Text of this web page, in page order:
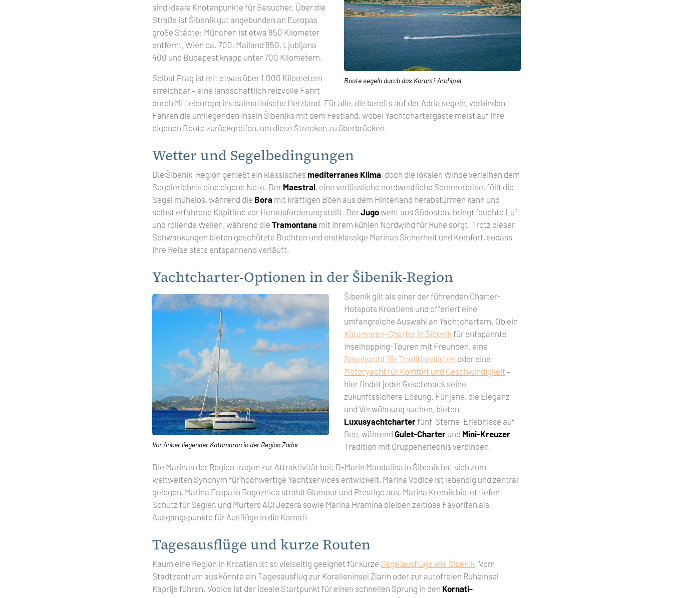
Boote segeln durch das Koranti-Archipel
sind ideale Knotenpunkte für Besucher. Über die
Straße ist Šibenik gut angebunden an Europas
große Städte: München ist etwa 850 Kilometer
entfernt, Wien ca. 700, Mailand 850, Ljubljana
400 und Budapest knapp unter 700 Kilometern.
Selbst Prag ist mit etwas über 1.000 Kilometern
erreichbar – eine landschaftlich reizvolle Fahrt
durch Mitteleuropa ins dalmatinische Herzland. Für alle, die bereits auf der Adria segeln, verbinden
Fähren die umliegenden Inseln Šibeniks mit dem Festland, wobei Yachtchartergäste meist auf ihre
eigenen Boote zurückgreifen, um diese Strecken zu überbrücken.
Wetter und Segelbedingungen
Die Šibenik-Region genießt ein klassisches mediterranes Klima, doch die lokalen Winde verleihen dem
Segelerlebnis eine eigene Note. Der Maestral, eine verlässliche nordwestliche Sommerbrise, füllt die
Segel mühelos, während die Bora mit kräftigen Böen aus dem Hinterland herabstürmen kann und
selbst erfahrene Kapitäne vor Herausforderung stellt. DerJugoweht aus Südosten, bringt feuchte Luft
und rollende Wellen, während die Tramontana mit ihrem kühlen Nordwind für Ruhe sorgt. Trotz dieser
Schwankungen bieten geschützte Buchten und erstklassige Marinas Sicherheit und Komfort, sodass
Ihre Reise stets entspannend verläuft.
Yachtcharter-Optionen in der Šibenik-Region
Vor Anker liegender Katamaran in der Region Zadar
Šibenik gilt als einer der führenden Charter-
Hotspots Kroatiens und offeriert eine
umfangreiche Auswahl an Yachtchartern. Ob ein
Katamaran-Charter in Šibenikfür entspannte
Inselhopping-Touren mit Freunden, eine
Segelyacht für Traditionalisten oder eine
Motoryacht für Komfort und Geschwindigkeit –
hier findet jeder Geschmack seine
zukunftssichere Lösung. Für jene, die Eleganz
und Verwöhnung suchen, bieten
Luxusyachtcharterfünf-Sterne-Erlebnisse auf
See, während Gulet-Charter und Mini-Kreuzer
Tradition mit Gruppenerlebnis verbinden.
Die Marinas der Region tragen zur Attraktivität bei: D-Marin Mandalina in Šibenik hat sich zum
weltweiten Synonym für hochwertige Yachtservices entwickelt, Marina Vodice ist lebendig und zentral
gelegen, Marina Frapa in Rogoznica strahlt Glamour und Prestige aus, Marina Kremik bietet tiefen
Schutz für Segler, und Murters ACI Jezera sowie Marina Hramina bleiben zeitlose Favoriten als
Ausgangspunkte für Ausflüge in die Kornati.
Tagesausflüge und kurze Routen
Kaum eine Region in Kroatien ist so vielseitig geeignet für kurze Segelausflüge wie Šibenik . Vom
Stadtzentrum aus könnte ein Tagesausflug zur Koralleninsel Zlarin oder zur autofreien Ruheinsel
Kaprije führen. Vodice ist der ideale Startpunkt für einen schnellen Sprung in den Kornati-